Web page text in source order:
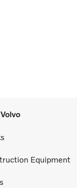
Equipment